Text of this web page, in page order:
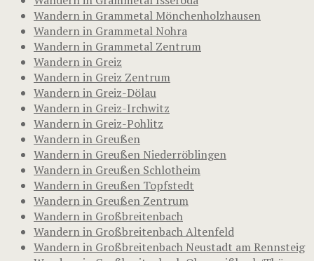
Wandern in Grammetal Mönchenholzhausen
Wandern in Grammetal Nohra
Wandern in Grammetal Zentrum
Wandern in Greiz
Wandern in Greiz Zentrum
Wandern in Greiz-Dölau
Wandern in Greiz-Irchwitz
Wandern in Greiz-Pohlitz
Wandern in Greußen
Wandern in Greußen Niederröblingen
Wandern in Greußen Schlotheim
Wandern in Greußen Topfstedt
Wandern in Greußen Zentrum
Wandern in Großbreitenbach
Wandern in Großbreitenbach Altenfeld
Wandern in Großbreitenbach Neustadt am Rennsteig